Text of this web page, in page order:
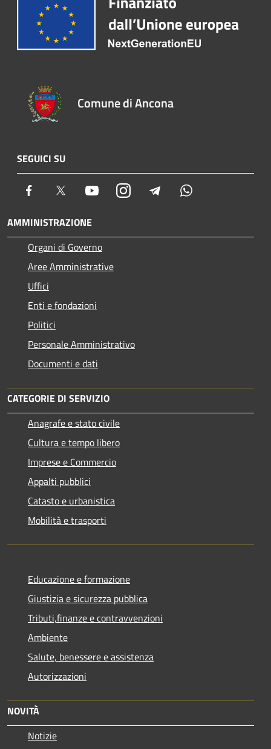
Comune di Ancona
SEGUICI SU
Facebook Twitter YoutubeInstagram Telegram
AMMINISTRAZIONE
Organi di Governo
Aree Amministrative
Uffici
Enti e fondazioni
Politici
Personale Amministrativo
Documenti e dati
CATEGORIE DI SERVIZIO
Anagrafe e stato civile
Cultura e tempo libero
Imprese e Commercio
Appalti pubblici
Catasto e urbanistica
Mobilità e trasporti
Educazione e formazione
Giustizia e sicurezza pubblica
Tributi,finanze e contravvenzioni
Ambiente
Salute, benessere e assistenza
Autorizzazioni
NOVITÀ
Notizie